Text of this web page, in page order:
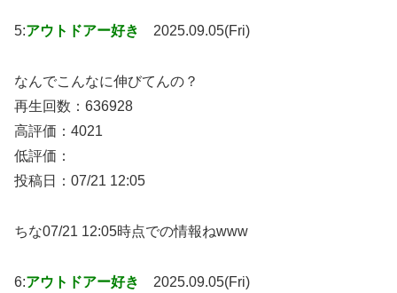
5:アウトドアー好き 2025.09.05(Fri)
なんでこんなに伸びてんの？
再生回数：636928
高評価：4021
低評価：
投稿日：07/21 12:05
ちな07/21 12:05時点での情報ねwww
6:アウトドアー好き 2025.09.05(Fri)